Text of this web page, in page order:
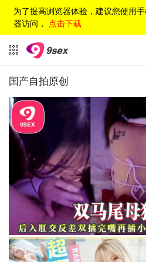
为了提高浏览器体验，建议您使用
器访问， 点击下载
国产自拍原创